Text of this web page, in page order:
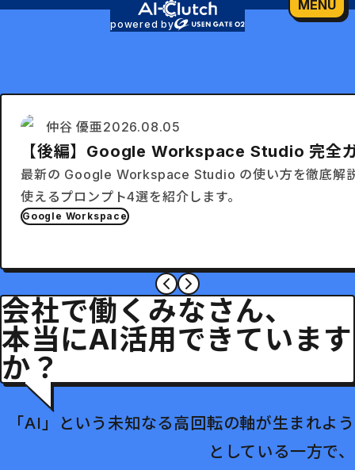
powered by
MENU
仲谷 優亜2026.08.05
【後編】Google Workspace Studio 完全
最新の Google Workspace Studio の使い方を徹底解
使えるプロンプト4選を紹介します。
Google Workspace
会社で働くみなさん、
本当にAI活用できています
か？
「AI」という未知なる高回転の軸が生まれよう
としている一方で、